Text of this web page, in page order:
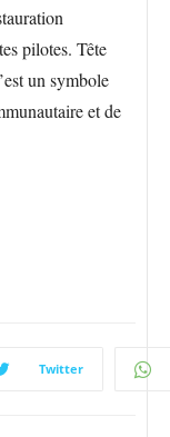
pilotes. Tête
un symbole
et de
Twitter